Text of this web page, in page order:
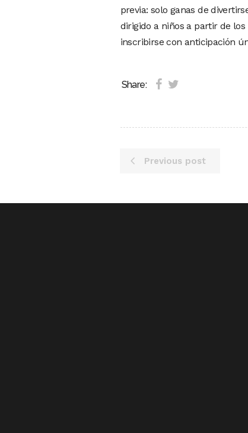
previa: solo ganas de
dirigido a niños a partir de
inscribirse con anticipación
Share:
Previous post